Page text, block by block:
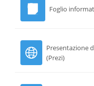
Foglio
Presentazione
(Prezi)